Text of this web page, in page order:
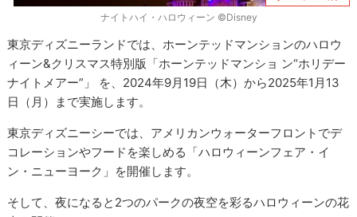
ナイトハイ・ハロウィーン ©Disney
東京ディズニーランドでは、ホーンテッドマンションのハロウ
ィーン&クリスマス特別版「ホーンテッドマンショ ン“ホリデー
ナイトメアー”」 を、2024年9月19日（木）から2025年1月13
日（月）まで実施します。
東京ディズニーシーでは、アメリカンウォーターフロントでデ
コレーションやフードを楽しめる「ハロウィーンフェア・イ
ン・ニューヨーク」を開催します。
そして、夜になると2つのパークの夜空を彩るハロウィーンの花